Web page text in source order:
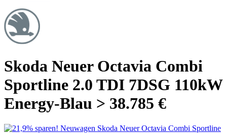
Skoda Neuer Octavia Combi
Sportline 2.0 TDI 7DSG 110kW
Energy-Blau > 38.785 €